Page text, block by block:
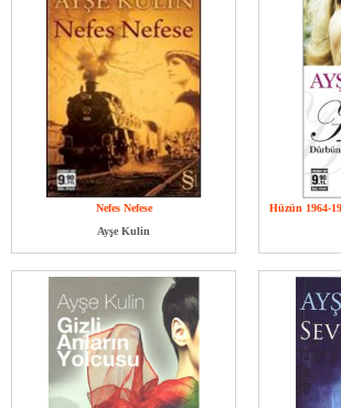
Nefes Nefese
Ayşe Kulin
Hüzün 1964-